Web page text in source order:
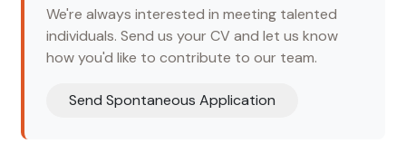
We're always interested in meeting talented
individuals. Send us your CV and let us know
how you'd like to contribute to our team.
Send Spontaneous Application